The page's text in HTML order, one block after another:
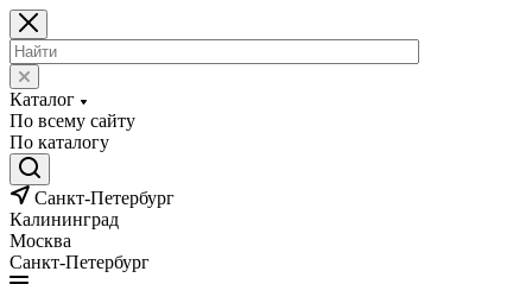
Каталог
По всему сайту
По каталогу
Санкт-Петербург
Калининград
Москва
Санкт-Петербург